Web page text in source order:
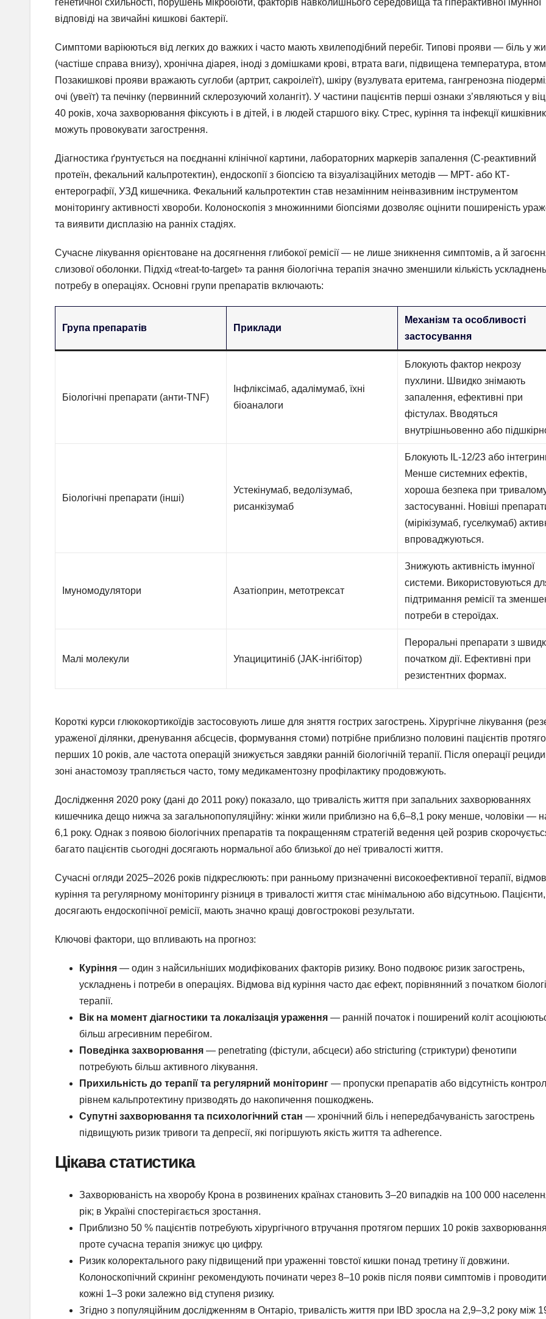
генетичної схильності, порушень мікробіоти, факторів навколишнього середовища та гіперактивної імунної
відповіді на звичайні кишкові бактерії.
Симптоми варіюються від легких до важких і часто мають хвилеподібний перебіг. Типові прояви — біль у
(частіше справа внизу), хронічна діарея, іноді з домішками крові, втрата ваги, підвищена температура,
Позакишкові прояви вражають суглоби (артрит, сакроілеїт), шкіру (вузлувата еритема, гангренозна
очі (увеїт) та печінку (первинний склерозуючий холангіт). У частини пацієнтів перші ознаки з’являються у
40 років, хоча захворювання фіксують і в дітей, і в людей старшого віку. Стрес, куріння та інфекції
можуть провокувати загострення.
Діагностика ґрунтується на поєднанні клінічної картини, лабораторних маркерів запалення (С-реактивний
протеїн, фекальний кальпротектин), ендоскопії з біопсією та візуалізаційних методів — МРТ- або КТ-
ентерографії, УЗД кишечника. Фекальний кальпротектин став незамінним неінвазивним інструментом
моніторингу активності хвороби. Колоноскопія з множинними біопсіями дозволяє оцінити поширеність
та виявити дисплазію на ранніх стадіях.
Сучасне лікування орієнтоване на досягнення глибокої ремісії — не лише зникнення симптомів, а й
слизової оболонки. Підхід «treat-to-target» та рання біологічна терапія значно зменшили кількість ускладнень
потребу в операціях. Основні групи препаратів включають:
Група препаратів Приклади
Механізм та особливості
застосування
Біологічні препарати (анти-TNF)
Інфліксімаб, адалімумаб, їхні
біоаналоги
Блокують фактор некрозу
пухлини. Швидко знімають
запалення, ефективні при
фістулах. Вводяться
внутрішньовенно або
Біологічні препарати (інші)
Устекінумаб, ведолізумаб,
рисанкізумаб
Блокують IL-12/23 або
Менше системних ефектів,
хороша безпека при
застосуванні. Новіші
(мірікізумаб, гуселкумаб)
впроваджуються.
Імуномодулятори Азатіоприн, метотрексат
Знижують активність імунної
системи. Використовуються
підтримання ремісії та
потреби в стероїдах.
Малі молекули Упацицитиніб (JAK-інгібітор)
Пероральні препарати з
початком дії. Ефективні при
резистентних формах.
Короткі курси глюкокортикоїдів застосовують лише для зняття гострих загострень. Хірургічне лікування
ураженої ділянки, дренування абсцесів, формування стоми) потрібне приблизно половині пацієнтів
перших 10 років, але частота операцій знижується завдяки ранній біологічній терапії. Після операції
зоні анастомозу трапляється часто, тому медикаментозну профілактику продовжують.
Дослідження 2020 року (дані до 2011 року) показало, що тривалість життя при запальних захворюваннях
кишечника дещо нижча за загальнопопуляційну: жінки жили приблизно на 6,6–8,1 року менше, чоловіки —
6,1 року. Однак з появою біологічних препаратів та покращенням стратегій ведення цей розрив
багато пацієнтів сьогодні досягають нормальної або близької до неї тривалості життя.
Сучасні огляди 2025–2026 років підкреслюють: при ранньому призначенні високоефективної терапії,
куріння та регулярному моніторингу різниця в тривалості життя стає мінімальною або відсутньою. Пацієнти,
досягають ендоскопічної ремісії, мають значно кращі довгострокові результати.
Ключові фактори, що впливають на прогноз:
Куріння — один з найсильніших модифікованих факторів ризику. Воно подвоює ризик загострень,
ускладнень і потреби в операціях. Відмова від куріння часто дає ефект, порівнянний з початком
терапії.
Вік на момент діагностики та локалізація ураження — ранній початок і поширений коліт
більш агресивним перебігом.
Поведінка захворювання — penetrating (фістули, абсцеси) або stricturing (стриктури) фенотипи
потребують більш активного лікування.
Прихильність до терапії та регулярний моніторинг — пропуски препаратів або відсутність
рівнем кальпротектину призводять до накопичення пошкоджень.
Супутні захворювання та психологічний стан — хронічний біль і непередбачуваність загострень
підвищують ризик тривоги та депресії, які погіршують якість життя та adherence.
Цікава статистика
Захворюваність на хворобу Крона в розвинених країнах становить 3–20 випадків на 100 000
рік; в Україні спостерігається зростання.
Приблизно 50 % пацієнтів потребують хірургічного втручання протягом перших 10 років
проте сучасна терапія знижує цю цифру.
Ризик колоректального раку підвищений при ураженні товстої кишки понад третину її довжини.
Колоноскопічний скринінг рекомендують починати через 8–10 років після появи симптомів і проводити
кожні 1–3 роки залежно від ступеня ризику.
Згідно з популяційним дослідженням в Онтаріо, тривалість життя при IBD зросла на 2,9–3,2 року між